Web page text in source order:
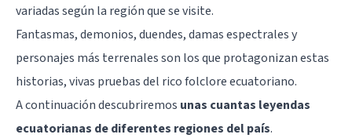
variadas según la región que se visite.
Fantasmas, demonios, duendes, damas espectrales y
personajes más terrenales son los que protagonizan estas
historias, vivas pruebas del rico folclore ecuatoriano.
A continuación descubriremos unas cuantas leyendas
ecuatorianas de diferentes regiones del país.